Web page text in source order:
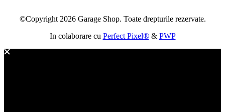
©Copyright 2026 Garage Shop. Toate drepturile rezervate.
In colaborare cu Perfect Pixel®& PWP